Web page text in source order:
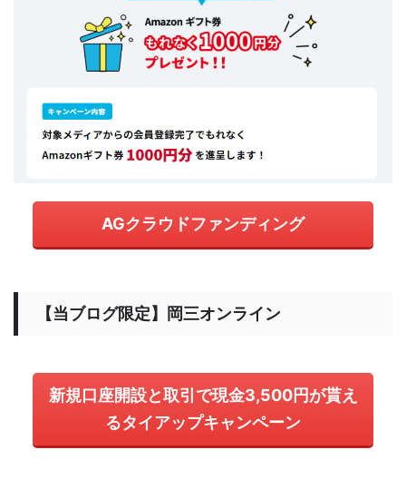
AGクラウドファンディング
【当ブログ限定】岡三オンライン
新規口座開設と取引で現金3,500円が貰え
るタイアップキャンペーン